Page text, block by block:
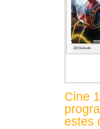
Cine
estes